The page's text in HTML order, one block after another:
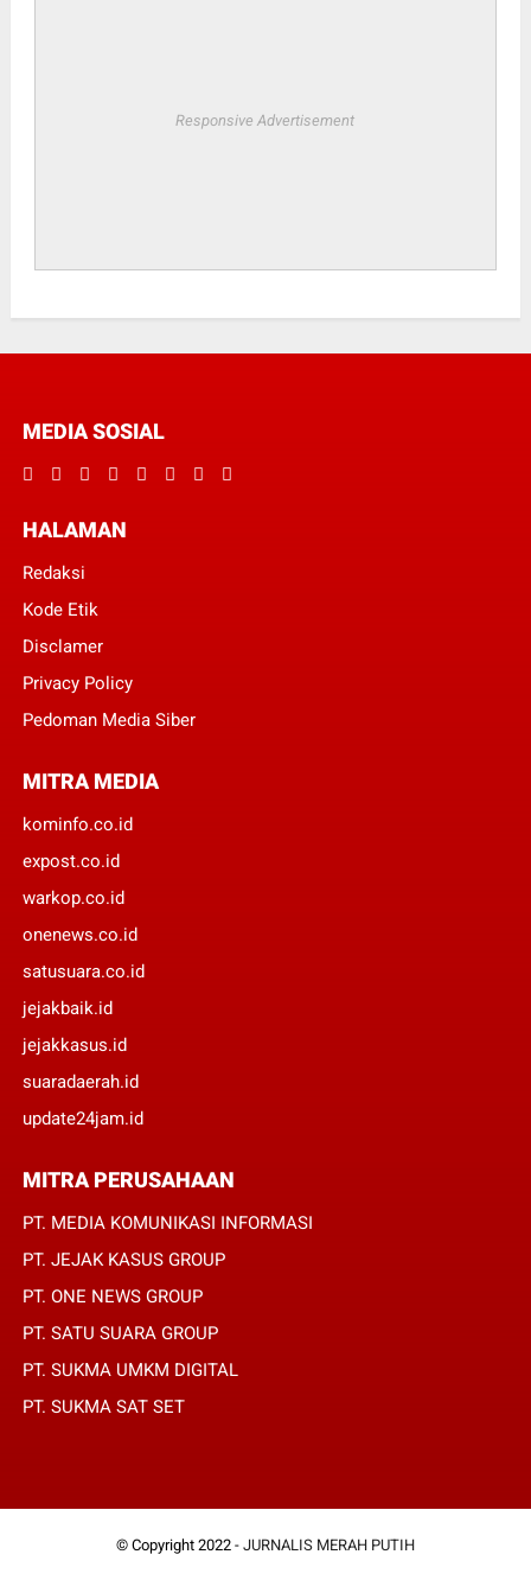
Responsive Advertisement
MEDIA SOSIAL
HALAMAN
Redaksi
Kode Etik
Disclamer
Privacy Policy
Pedoman Media Siber
MITRA MEDIA
kominfo.co.id
expost.co.id
warkop.co.id
onenews.co.id
satusuara.co.id
jejakbaik.id
jejakkasus.id
suaradaerah.id
update24jam.id
MITRA PERUSAHAAN
PT. MEDIA KOMUNIKASI INFORMASI
PT. JEJAK KASUS GROUP
PT. ONE NEWS GROUP
PT. SATU SUARA GROUP
PT. SUKMA UMKM DIGITAL
PT. SUKMA SAT SET
© Copyright 2022 - JURNALIS MERAH PUTIH